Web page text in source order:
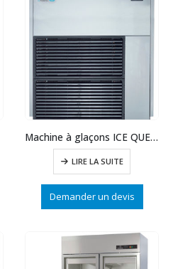
Machine à glaçons ICE QUEEN
LIRE LA SUITE
Demander un devis